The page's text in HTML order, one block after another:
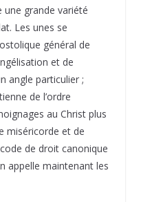
une grande variété
Les unes se
général de
et de
angle particulier ;
de l’ordre
au Christ plus
miséricorde et de
de droit canonique
appelle maintenant les